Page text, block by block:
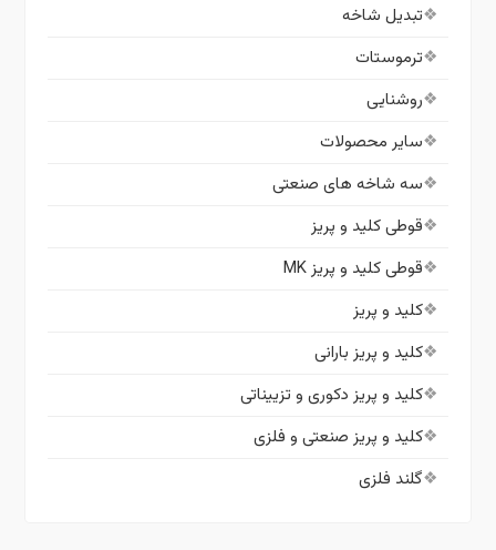
تبدیل شاخه
ترموستات
روشنایی
سایر محصولات
سه شاخه های صنعتی
قوطی کلید و پریز
قوطی کلید و پریز MK
کلید و پریز
کلید و پریز بارانی
کلید و پریز دکوری و تزییناتی
کلید و پریز صنعتی و فلزی
گلند فلزی